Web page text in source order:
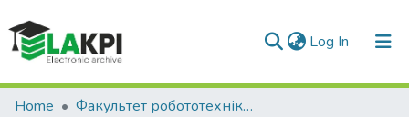
Log In (current)
Communities & Collections
Home
Факультет робототехніки та приладобудування (ФРП)